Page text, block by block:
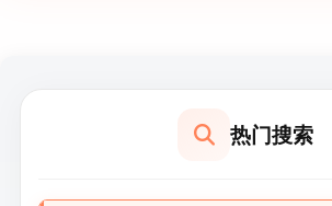
热门搜索